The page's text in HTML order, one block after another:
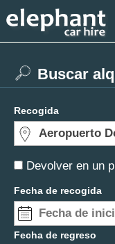
Devolver en un
Buscar
Recogida
Fecha de recogida
Fecha de regreso